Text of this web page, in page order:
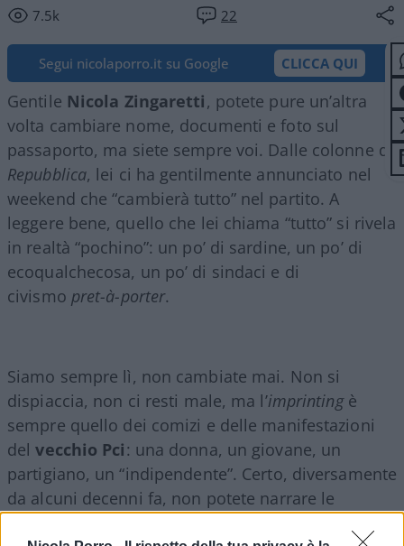
7.5k 22
Segui nicolaporro.it su Google CLICCA QUI
Gentile Nicola Zingaretti, potete pure un’altra
volta cambiare nome, documenti e foto sul
passaporto, ma siete sempre voi. Dalle colonne di
Repubblica, lei ci ha gentilmente annunciato nel
weekend che “cambierà tutto” nel partito. A
leggere bene, quello che lei chiama “tutto” si rivela
in realtà “pochino”: un po’ di sardine, un po’ di
ecoqualchecosa, un po’ di sindaci e di
civismo pret-à-porter.
Siamo sempre lì, non cambiate mai. Non si
dispiaccia, non ci resti male, ma l’imprintingè
sempre quello dei comizi e delle manifestazioni
del vecchio Pci: una donna, un giovane, un
partigiano, un “indipendente”. Certo, diversamente
da alcuni decenni fa, non potete narrare le